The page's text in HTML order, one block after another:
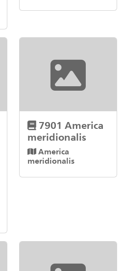
7901 America
meridionalis
America
meridionalis